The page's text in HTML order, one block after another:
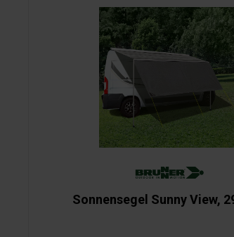
Sonnensegel Sunny View,